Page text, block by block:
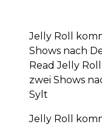
Jelly Roll
Shows nach
Read Jelly
zwei Shows
Sylt
Jelly Roll